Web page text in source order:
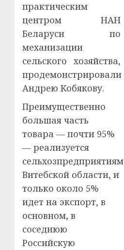
практическим
центром НАН
Беларуси по
механизации
сельского хозяйства,
продемонстрировали
Андрею Кобякову.
Преимущественно
большая часть
товара — почти 95%
— реализуется
сельхозпредприятиям
Витебской области, и
только около 5%
идет на экспорт, в
основном, в
соседнюю
Российскую